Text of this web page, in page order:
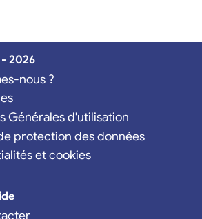
- 2026
nous ?
Générales d'utilisation
protection des données
et cookies